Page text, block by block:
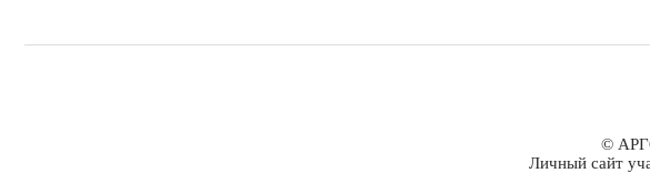
©
Личный сайт